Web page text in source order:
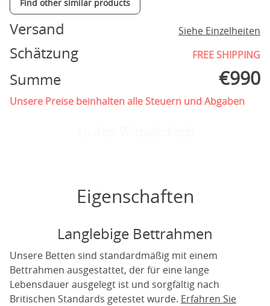
Find other similar products
Versand Siehe Einzelheiten
Schätzung FREE SHIPPING
Summe €990
Unsere Preise beinhalten alle Steuern und Abgaben
Eigenschaften
Langlebige Bettrahmen
Unsere Betten sind standardmäßig mit einem
Bettrahmen ausgestattet, der für eine lange
Lebensdauer ausgelegt ist und sorgfältig nach
Britischen Standards getestet wurde. Erfahren Sie